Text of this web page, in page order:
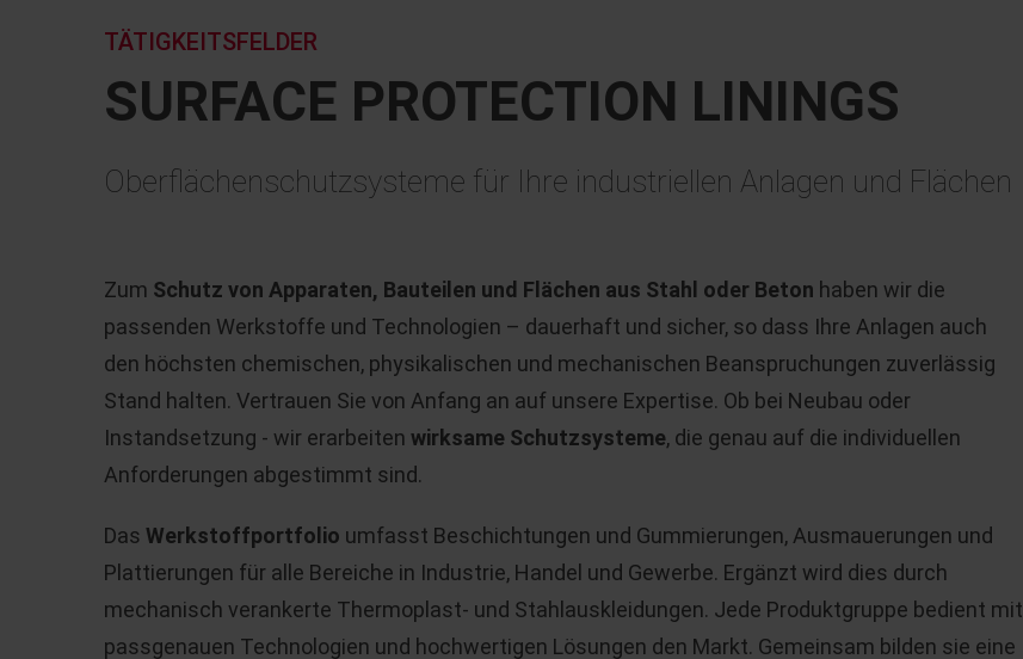
SURFACE PROTECTION LININGS
TÄTIGKEITSFELDER
Oberflächenschutzsysteme für Ihre industriellen Anlagen und Flächen
Zum Schutz von Apparaten, Bauteilen und Flächen aus Stahl oder Beton haben wir die
passenden Werkstoffe und Technologien – dauerhaft und sicher, so dass Ihre Anlagen auch
den höchsten chemischen, physikalischen und mechanischen Beanspruchungen zuverlässig
Stand halten. Vertrauen Sie von Anfang an auf unsere Expertise. Ob bei Neubau oder
Instandsetzung - wir erarbeiten wirksame Schutzsysteme, die genau auf die individuellen
Anforderungen abgestimmt sind.
Das Werkstoffportfolio umfasst Beschichtungen und Gummierungen, Ausmauerungen und
Plattierungen für alle Bereiche in Industrie, Handel und Gewerbe. Ergänzt wird dies durch
mechanisch verankerte Thermoplast- und Stahlauskleidungen. Jede Produktgruppe bedient mit
passgenauen Technologien und hochwertigen Lösungen den Markt. Gemeinsam bilden sie eine